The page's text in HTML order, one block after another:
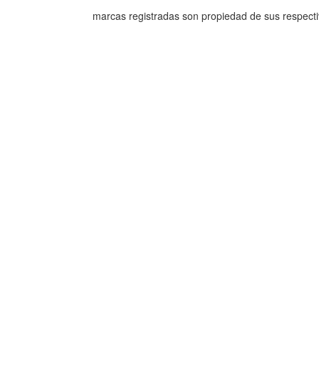
marcas registradas son propiedad de sus